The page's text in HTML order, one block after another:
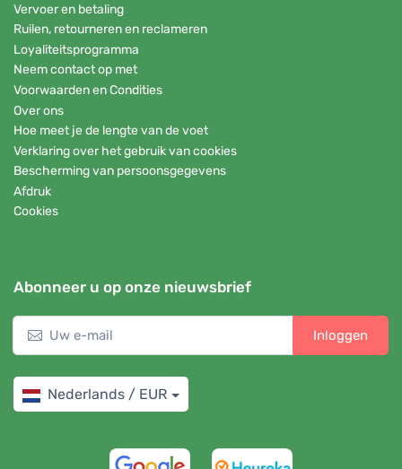
Vervoer en betaling
Ruilen, retourneren en reclameren
Loyaliteitsprogramma
Neem contact op met
Voorwaarden en Condities
Over ons
Hoe meet je de lengte van de voet
Verklaring over het gebruik van cookies
Bescherming van persoonsgegevens
Afdruk
Cookies
Abonneer u op onze nieuwsbrief
Inloggen
Nederlands / EUR